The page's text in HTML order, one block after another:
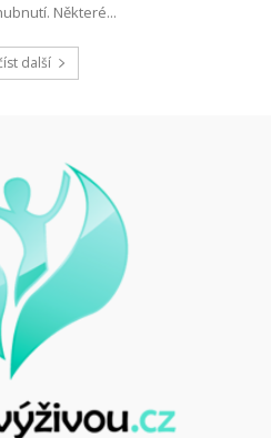
Některé...
další